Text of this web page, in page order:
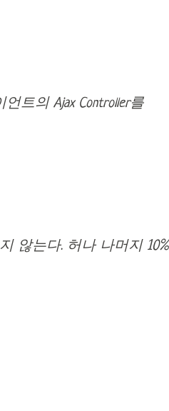
트의 Ajax Controller를
않는다. 허나 나머지 10%